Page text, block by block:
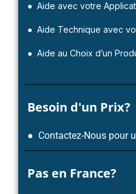
● Aide avec votre
● Aide Technique avec
● Aide au Choix d’un
Besoin d'un Prix?
● Contactez-Nous pour
Pas en France?